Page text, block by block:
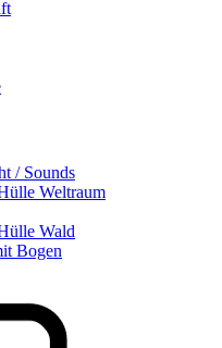
/ Sounds
Weltraum
Wald
Bogen